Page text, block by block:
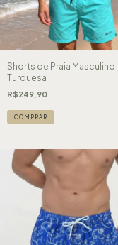
Shorts de Praia Masculino
Turquesa
R$249,90
COMPRAR